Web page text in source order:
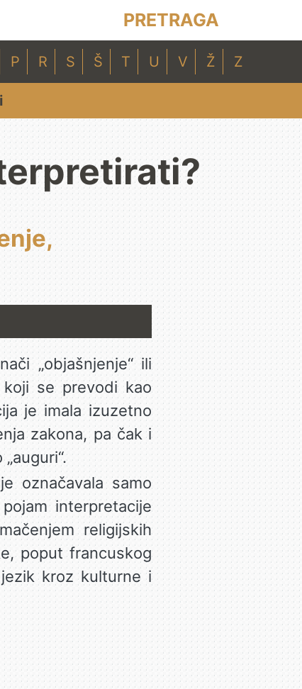
PRETRAGA
P R S Š T U V Ž Z
„objašnjenje“ ili
se prevodi kao
je imala izuzetno
zakona, pa čak i
označavala samo
interpretacije
religijskih
poput francuskog
kroz kulturne i